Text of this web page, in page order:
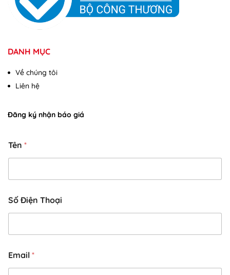
DANH MỤC
Về chúng tôi
Liên hệ
Đăng ký nhận báo giá
Tên *
ầ
u
i
l
g
Số Điện Thoại
Email *